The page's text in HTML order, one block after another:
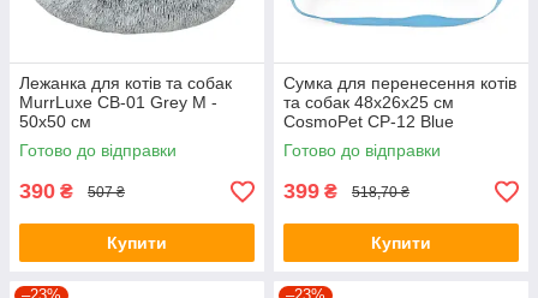
Лежанка для котів та собак
MurrLuxe СB-01 Grey M -
50x50 cм
Готово до відправки
390 ₴ 507 ₴
Купити
Сумка для перенесення котів
та собак 48x26x25 см
CosmoPet CP-12 Blue
Готово до відправки
399 ₴ 518,70 ₴
Купити